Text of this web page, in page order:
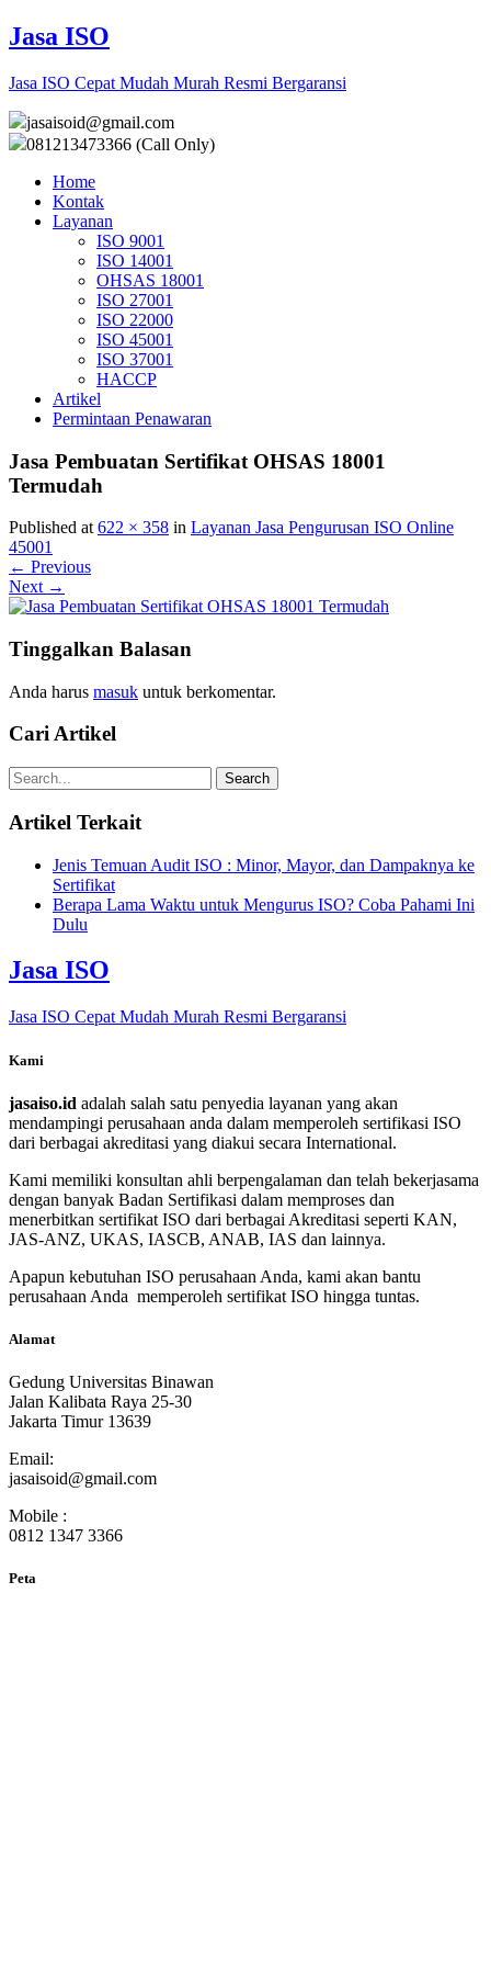
Jasa ISO
Jasa ISO Cepat Mudah Murah Resmi Bergaransi
jasaisoid@gmail.com
081213473366 (Call Only)
Home
Kontak
Layanan
ISO 9001
ISO 14001
OHSAS 18001
ISO 27001
ISO 22000
ISO 45001
ISO 37001
HACCP
Artikel
Permintaan Penawaran
Jasa Pembuatan Sertifikat OHSAS 18001
Termudah
Published at 622 × 358 in Layanan Jasa Pengurusan ISO Online
45001
← Previous
Next →
Tinggalkan Balasan
Anda harus masuk untuk berkomentar.
Cari Artikel
Artikel Terkait
Jenis Temuan Audit ISO : Minor, Mayor, dan Dampaknya ke
Sertifikat
Berapa Lama Waktu untuk Mengurus ISO? Coba Pahami Ini
Dulu
Jasa ISO
Jasa ISO Cepat Mudah Murah Resmi Bergaransi
Kami
jasaiso.id adalah salah satu penyedia layanan yang akan
mendampingi perusahaan anda dalam memperoleh sertifikasi ISO
dari berbagai akreditasi yang diakui secara International.
Kami memiliki konsultan ahli berpengalaman dan telah bekerjasama
dengan banyak Badan Sertifikasi dalam memproses dan
menerbitkan sertifikat ISO dari berbagai Akreditasi seperti KAN,
JAS-ANZ, UKAS, IASCB, ANAB, IAS dan lainnya.
Apapun kebutuhan ISO perusahaan Anda, kami akan bantu
perusahaan Anda memperoleh sertifikat ISO hingga tuntas.
Alamat
Gedung Universitas Binawan
Jalan Kalibata Raya 25-30
Jakarta Timur 13639
Email:
jasaisoid@gmail.com
Mobile :
0812 1347 3366
Peta